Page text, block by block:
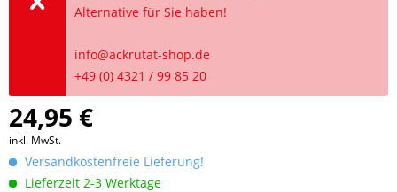
Alternative für Sie haben!
info@ackrutat-shop.de
+49 (0) 4321 / 99 85 20
24,95 €
inkl. MwSt.
Versandkostenfreie Lieferung!
Lieferzeit 2-3 Werktage